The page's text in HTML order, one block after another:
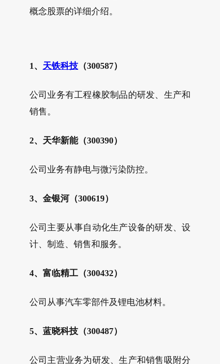
概念股票的详细介绍。
1、 天铁科技 （300587）
公司业务有工程橡胶制品的研发、生产和
销售。
2、天华新能（300390）
公司业务有静电与微污染防控。
3、金银河（300619）
公司主要从事自动化生产设备的研发、设
计、制造、销售和服务。
4、富临精工（300432）
公司从事汽车零部件及锂电池材料。
5、蓝晓科技（300487）
公司主营业务为研发、生产和销售吸附分